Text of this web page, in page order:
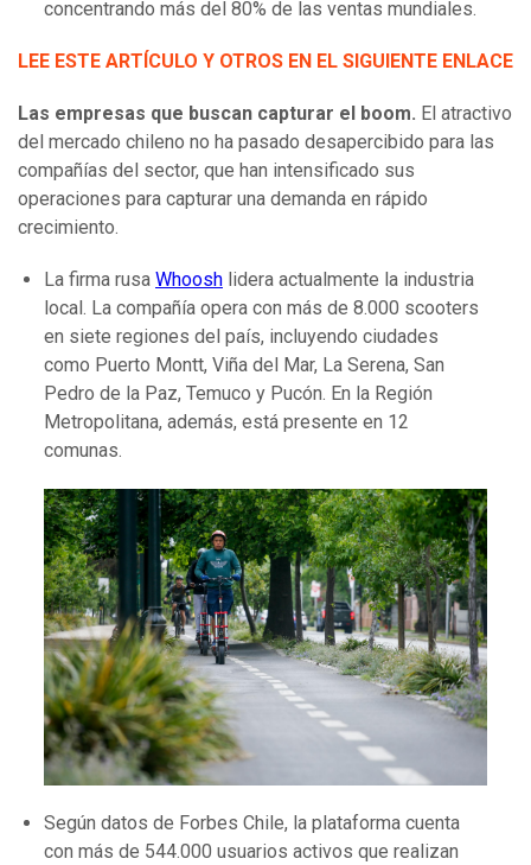
concentrando más del 80% de las ventas mundiales.
LEE ESTE ARTÍCULO Y OTROS EN EL SIGUIENTE ENLACE
Las empresas que buscan capturar el boom. El atractivo
del mercado chileno no ha pasado desapercibido para las
compañías del sector, que han intensificado sus
operaciones para capturar una demanda en rápido
crecimiento.
La firma rusa Whoosh lidera actualmente la industria
local. La compañía opera con más de 8.000 scooters
en siete regiones del país, incluyendo ciudades
como Puerto Montt, Viña del Mar, La Serena, San
Pedro de la Paz, Temuco y Pucón. En la Región
Metropolitana, además, está presente en 12
comunas.
Según datos de Forbes Chile, la plataforma cuenta
con más de 544.000 usuarios activos que realizan